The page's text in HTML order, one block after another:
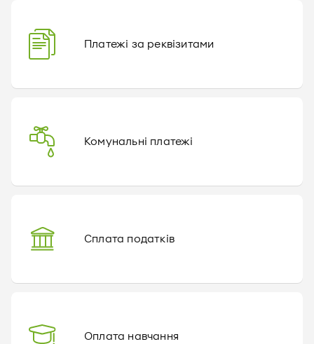
Платежі за реквізитами
Комунальні платежі
Сплата податків
Оплата навчання